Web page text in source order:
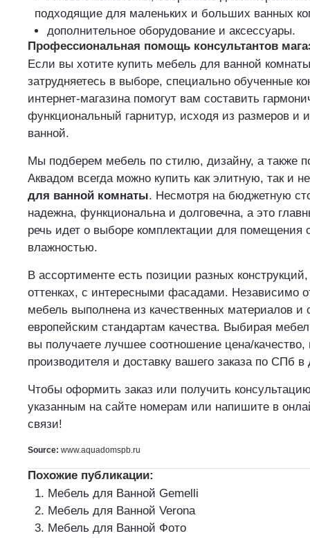
подходящие для маленьких и больших ванных
дополнительное оборудование и аксессуары.
Профессиональная помощь консультантов
Если вы хотите купить мебель для ванной
затрудняетесь в выборе, специально обученные
интернет-магазина помогут вам составить
функциональный гарнитур, исходя из размеров и
ванной.
Мы подберем мебель по стилю, дизайну, а также
Аквадом всегда можно купить как элитную, так и
для ванной комнаты. Несмотря на бюджетную
надежна, функциональна и долговечна, а это
речь идет о выборе комплектации для помещения
влажностью.
В ассортименте есть позиции разных
оттенках, с интересными фасадами. Независимо
мебель выполнена из качественных материалов и
европейским стандартам качества. Выбирая
вы получаете лучшее соотношение цена/качество,
производителя и доставку вашего заказа по СПб
Чтобы оформить заказ или получить
указанным на сайте номерам или напишите в
связи!
Source: www.aquadomspb.ru
Похожие публикации:
Мебель для Ванной Gemelli
Мебель для Ванной Verona
Мебель для Ванной Фото